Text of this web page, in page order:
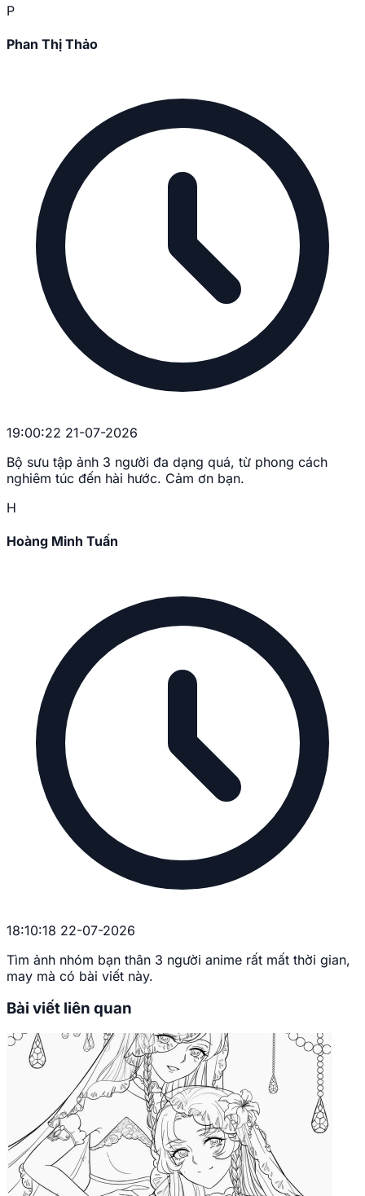
P
Phan Thị Thảo
19:00:22 21-07-2026
Bộ sưu tập ảnh 3 người đa dạng quá, từ phong cách
nghiêm túc đến hài hước. Cảm ơn bạn.
H
Hoàng Minh Tuấn
18:10:18 22-07-2026
Tìm ảnh nhóm bạn thân 3 người anime rất mất thời gian,
may mà có bài viết này.
Bài viết liên quan